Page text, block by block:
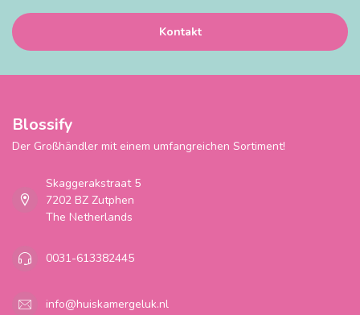
Kontakt
Blossify
Der Großhändler mit einem umfangreichen Sortiment!
Skaggerakstraat 5
7202 BZ Zutphen
The Netherlands
0031-613382445
info@huiskamergeluk.nl